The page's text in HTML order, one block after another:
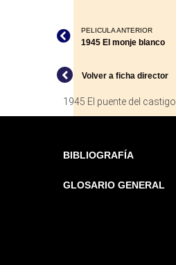
PELICULA ANTERIOR
1945 El monje blanco
Volver a ficha director
1945 El puente del castigo
BIBLIOGRAFÍA
GLOSARIO GENERAL